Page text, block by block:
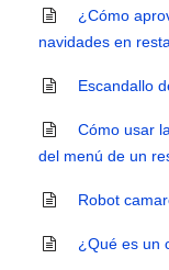
¿Cómo
navidades en
Escandallo
Cómo usar
del menú de un
Robot
¿Qué es un